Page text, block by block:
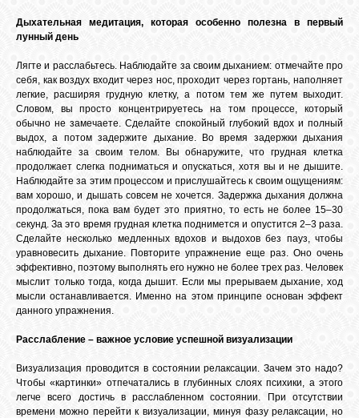
Дыхательная медитация, которая особенно полезна в первый
лунный день
Лягте и расслабьтесь. Наблюдайте за своим дыханием: отмечайте про
себя, как воздух входит через нос, проходит через гортань, наполняет
легкие, расширяя грудную клетку, а потом тем же путем выходит.
Словом, вы просто концентрируетесь на том процессе, который
обычно не замечаете. Сделайте спокойный глубокий вдох и полный
выдох, а потом задержите дыхание. Во время задержки дыхания
наблюдайте за своим телом. Вы обнаружите, что грудная клетка
продолжает слегка подниматься и опускаться, хотя вы и не дышите.
Наблюдайте за этим процессом и прислушайтесь к своим ощущениям:
вам хорошо, и дышать совсем не хочется. Задержка дыхания должна
продолжаться, пока вам будет это приятно, то есть не более 15–30
секунд. За это время грудная клетка поднимется и опустится 2–3 раза.
Сделайте несколько медленных вдохов и выдохов без пауз, чтобы
уравновесить дыхание. Повторите упражнение еще раз. Оно очень
эффективно, поэтому выполнять его нужно не более трех раз. Человек
мыслит только тогда, когда дышит. Если мы прерываем дыхание, ход
мысли останавливается. Именно на этом принципе основан эффект
данного упражнения.
Расслабление – важное условие успешной визуализации
Визуализация проводится в состоянии релаксации. Зачем это надо?
Чтобы «картинки» отпечатались в глубинных слоях психики, а этого
легче всего достичь в расслабленном состоянии. При отсутствии
времени можно перейти к визуализации, минуя фазу релаксации, но